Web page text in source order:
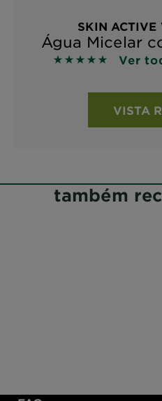
SKIN ACTIVE
Água Micelar
5 out of 5 stars
Ver
VISTA
também